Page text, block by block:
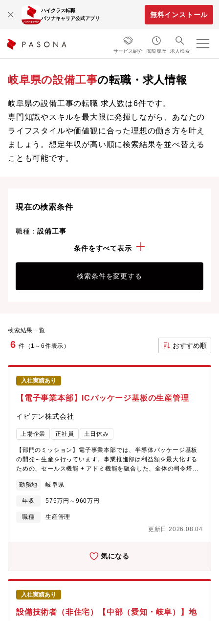
ハイクラス転職
パソナキャリア公式アプリ
無料インストール
サービス紹介 閲覧履歴 求人検索
岐阜県の設備工事の転職・求人情報
岐阜県の設備工事の転職 求人数は6件です。
専門知識やスキルを最大限に発揮しながら、あなたの
ライフスタイルや価値観に合った理想の働き方を叶え
ましょう。想定年収が高い順に検索結果を並べ替える
ことも可能です。
現在の検索条件
職種：設備工事
条件をすべて表示
検索条件を変更する
検索結果一覧
6 件（1～6件表示） おすすめ順
入社実績あり
【電子事業本部】ICパッケージ基板の生産管理
イビデン株式会社
上場企業 正社員 土日休み
【部門のミッション】電子事業本部では、半導体パッケージ基板
の開発～生産を行っています。事業推進部は利益額を最大化する
ための、セールス機能 + アドミ機能を融合した、全体の司令塔を
コンダクターとして生産計画の立案や生産状況の管理を行ってい
ます。 【業務内容】担当ブロック・工程の生産進捗管理、監視を
行い、生産現場への生産指示・生産状況確認、顧客への生産状況
報告、監査報告やそれに伴う資料作成を行っていただきます。担
ア・フィリピンにある海外工場のいずれかをご経験や英語力に応
質などの製品担当の代表と生産の進捗管理と顕在化した課題の解
決に向けた週次のミーティングを主導していただきます。なお、
国内工場担当の場合も、顧客は海外の企業となる場合もありま
す。ゆくゆくは複数工程を取りまとめる工場責任者や、生産計画
を立案するプランナーを目指していくことが可能です。 ①国内工
場：生産指示や生産課題解決、生産能力の構築・監視、生産監視
（複数ある設備の制約の解除や生産能力通りの実績が出ているか
の確認など）②海外工場：海外とはリモートでの業務となり、現
勤務地 岐阜県
年収 575万円～960万円
職種
生産管理
更新日 2026.08.04
気になる
入社実績あり
設備技術者（非住宅）【中部（愛知・岐阜）】地